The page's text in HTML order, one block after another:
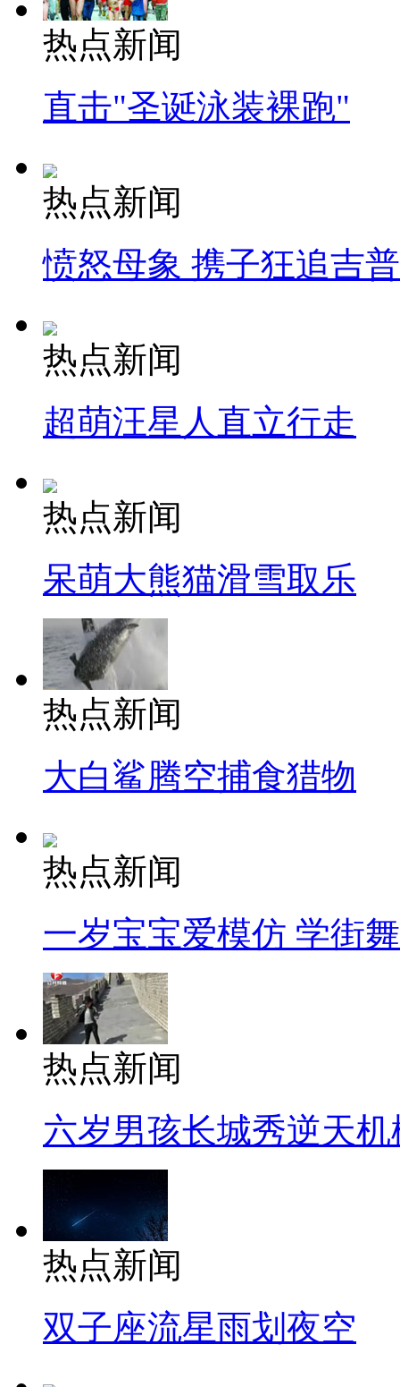
热点新闻
直击"圣诞泳装裸跑"
热点新闻
愤怒母象 携子狂追吉
热点新闻
超萌汪星人直立行走
热点新闻
呆萌大熊猫滑雪取乐
热点新闻
大白鲨腾空捕食猎物
热点新闻
一岁宝宝爱模仿 学街
热点新闻
六岁男孩长城秀逆天机
热点新闻
双子座流星雨划夜空